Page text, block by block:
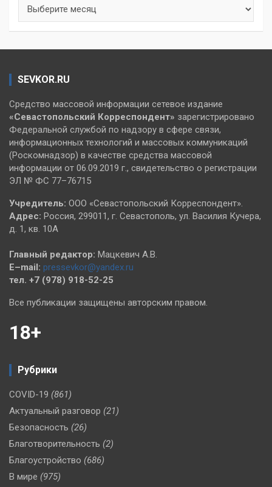
SEVKOR.RU
Средство массовой информации сетевое издание
«Севастопольский Корреспондент» зарегистрировано
Федеральной службой по надзору в сфере связи,
информационных технологий и массовых коммуникаций
(Роскомнадзор) в качестве средства массовой
информации от 06.09.2019 г., свидетельство о регистрации
ЭЛ № ФС 77–76715
Учредитель: ООО «Севастопольский Корреспондент».
Адрес: Россия, 299011, г. Севастополь, ул. Василия Кучера,
д. 1, кв. 10А
Главный редактор: Мацкевич А.В.
E–mail: pressevkor@yandex.ru
тел. +7 (978) 918-52-25
Все публикации защищены авторским правом.
18+
Рубрики
COVID-19 (861)
Актуальный разговор (21)
Безопасность (26)
Благотворительность (2)
Благоустройство (686)
В мире (975)